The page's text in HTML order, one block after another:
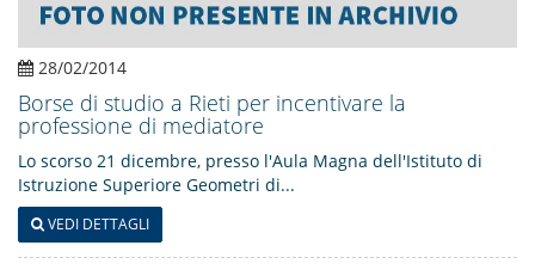
28/02/2014
Borse di studio a Rieti per incentivare la
professione di mediatore
Lo scorso 21 dicembre, presso l'Aula Magna dell'Istituto di
Istruzione Superiore Geometri di...
VEDI DETTAGLI